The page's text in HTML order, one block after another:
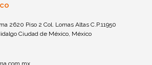
2620 Piso 2 Col. Lomas Altas C.P.11950
Ciudad de México, México